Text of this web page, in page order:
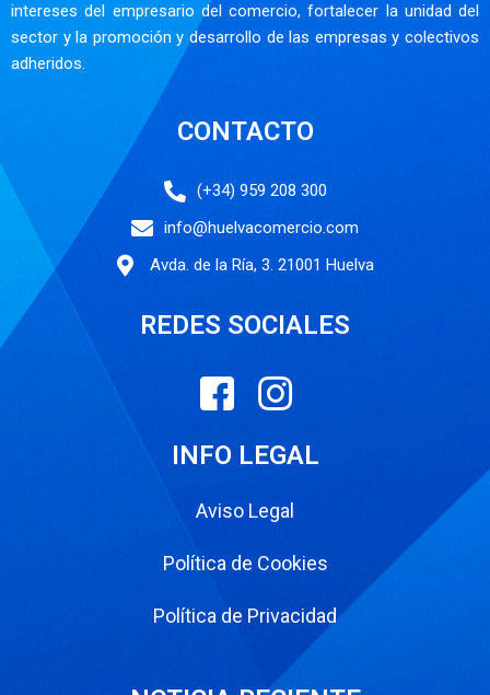
intereses del empresario del comercio, fortalecer la unidad del
sector y la promoción y desarrollo de las empresas y colectivos
adheridos.
CONTACTO
(+34) 959 208 300
info@huelvacomercio.com
Avda. de la Ría, 3. 21001 Huelva
REDES SOCIALES
INFO LEGAL
Aviso Legal
Política de Cookies
Política de Privacidad